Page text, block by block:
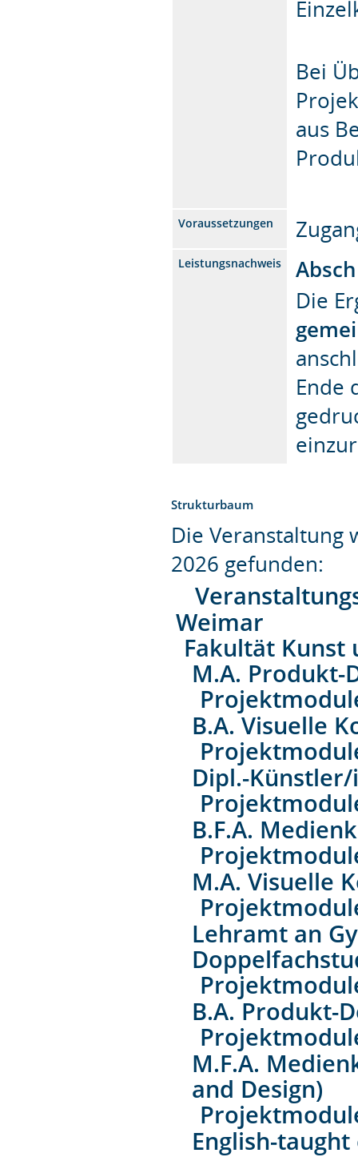
Bei
aus
Voraussetzungen
Leistungsnachweis
Die
Ende
Strukturbaum
Die Veranstaltung
2026 gefunden:
Weimar
Fakultät Kunst
M.A. Produkt-
B.A. Visuelle
Dipl.-
B.F.A.
M.A. Visuelle
Lehramt an
B.A. Produkt-
M.F.A.
and Design)
English-